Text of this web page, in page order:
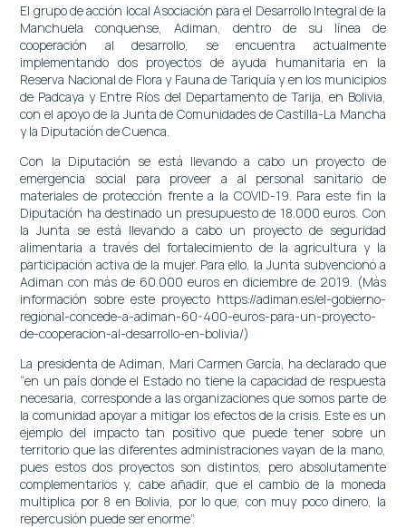
El grupo de acción local Asociación para el Desarrollo Integral de la
Manchuela conquense, Adiman, dentro de su línea de
cooperación al desarrollo, se encuentra actualmente
implementando dos proyectos de ayuda humanitaria en la
Reserva Nacional de Flora y Fauna de Tariquía y en los municipios
de Padcaya y Entre Ríos del Departamento de Tarija, en Bolivia,
con el apoyo de la Junta de Comunidades de Castilla-La Mancha
y la Diputación de Cuenca.
Con la Diputación se está llevando a cabo un proyecto de
emergencia social para proveer a al personal sanitario de
materiales de protección frente a la COVID-19. Para este fin la
Diputación ha destinado un presupuesto de 18.000 euros. Con
la Junta se está llevando a cabo un proyecto de seguridad
alimentaria a través del fortalecimiento de la agricultura y la
participación activa de la mujer. Para ello, la Junta subvencionó a
Adiman con más de 60.000 euros en diciembre de 2019. (Más
información sobre este proyecto https://adiman.es/el-gobierno-
regional-concede-a-adiman-60-400-euros-para-un-proyecto-
de-cooperacion-al-desarrollo-en-bolivia/)
La presidenta de Adiman, Mari Carmen García, ha declarado que
“en un país donde el Estado no tiene la capacidad de respuesta
necesaria, corresponde a las organizaciones que somos parte de
la comunidad apoyar a mitigar los efectos de la crisis. Este es un
ejemplo del impacto tan positivo que puede tener sobre un
territorio que las diferentes administraciones vayan de la mano,
pues estos dos proyectos son distintos, pero absolutamente
complementarios y, cabe añadir, que el cambio de la moneda
multiplica por 8 en Bolivia, por lo que, con muy poco dinero, la
repercusión puede ser enorme”.